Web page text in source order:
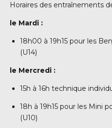
Horaires des entraînements
le Mardi :
18h00 à 19h15 pour les
(U14)
le Mercredi :
15h à 16h technique
18h à 19h15 pour les Mini
(U10)